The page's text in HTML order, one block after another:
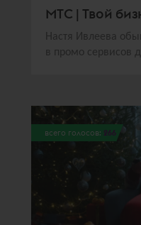
МТС | Твой
Настя Ивлеева
в промо сервисов
всего голосов: 266